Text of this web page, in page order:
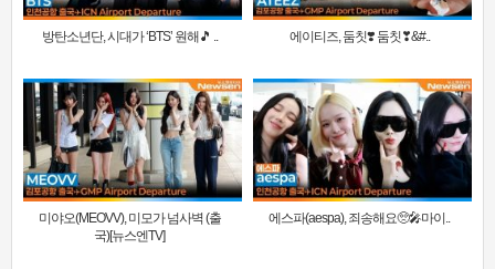
방탄소년단, 시대가 ‘BTS’ 원해🎵 .. 에이티즈, 둠칫❣️ 둠칫❣&#..
미야오(MEOVV), 미모가 넘사벽 (출
국)[뉴스엔TV]
에스파(aespa), 죄송해요🥺🎤마이..